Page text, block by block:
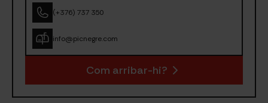
(+376) 737 350
info@picnegre.com
Com arribar-hi?